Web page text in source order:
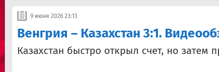
9 июня 2026 23:13
Венгрия – Казахстан 3:1.
Казахстан быстро открыл счет, но затем